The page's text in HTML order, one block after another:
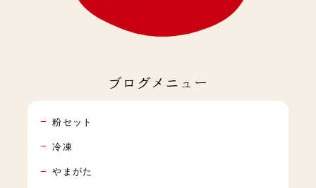
ブログメニュー
粉セット
冷凍
やまがた